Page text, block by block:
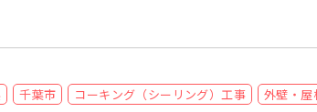
千葉市 コーキング（シーリング）工事 外壁・屋